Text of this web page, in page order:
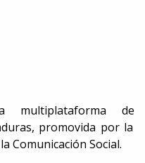
de
promovida por la
Comunicación Social.